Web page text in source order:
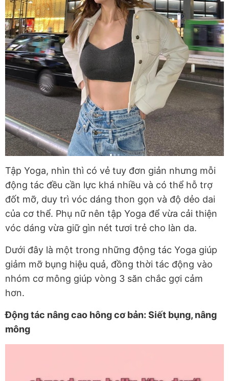
Tập Yoga, nhìn thì có vẻ tuy đơn giản nhưng mỗi
động tác đều cần lực khá nhiều và có thể hỗ trợ
đốt mỡ, duy trì vóc dáng thon gọn và độ dẻo dai
của cơ thể. Phụ nữ nên tập Yoga để vừa cải thiện
vóc dáng vừa giữ gìn nét tươi trẻ cho làn da.
Dưới đây là một trong những động tác Yoga giúp
giảm mỡ bụng hiệu quả, đồng thời tác động vào
nhóm cơ mông giúp vòng 3 săn chắc gợi cảm
hơn.
Động tác nâng cao hông cơ bản: Siết bụng, nâng
mông